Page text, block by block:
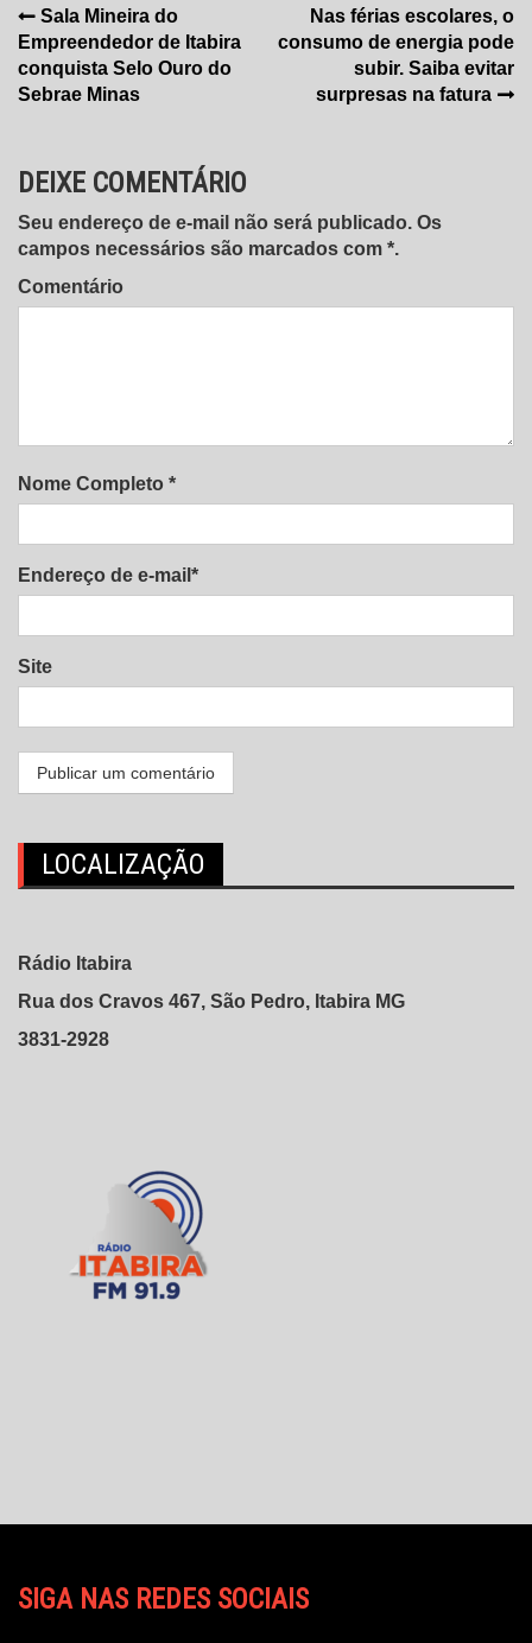
Navegação
de
Post
Sala Mineira do
Empreendedor de Itabira
conquista Selo Ouro do
Sebrae Minas
Nas férias escolares, o
consumo de energia pode
subir. Saiba evitar
surpresas na fatura
DEIXE COMENTÁRIO
Seu endereço de e-mail não será publicado. Os
campos necessários são marcados com *.
Comentário
Nome Completo *
Endereço de e-mail*
Site
LOCALIZAÇÃO
Rádio Itabira
Rua dos Cravos 467, São Pedro, Itabira MG
3831-2928
SIGA NAS REDES SOCIAIS